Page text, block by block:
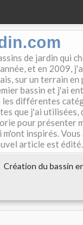
de jardin qui
et en 2009,
sur un terrain
bassin et j'ai
différentes
que j'ai
pour présenter
inspirés.
article est
Création du bassin